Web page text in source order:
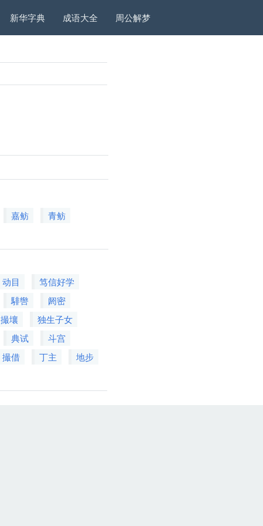
新华字典 成语大全 周公解梦
嘉鲂
青鲂
动目
笃信好学
騑辔
阏密
撮壤
独生子女
典试
斗宫
撮借 丁主
地步